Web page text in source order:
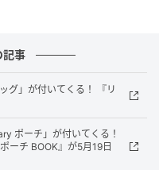
わふわのモンチッ
記事
グ」が付いてくる！ 『リ
ポーチ」が付いてくる！
ーチ BOOK』が5月19日